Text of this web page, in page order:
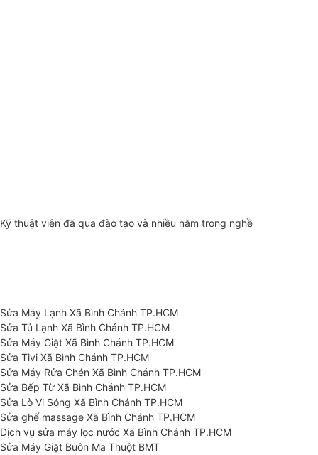
Kỹ thuật viên đã qua đào tạo và nhiều năm trong nghề
Sửa Máy Lạnh Xã Bình Chánh TP.HCM
Sửa Tủ Lạnh Xã Bình Chánh TP.HCM
Sửa Máy Giặt Xã Bình Chánh TP.HCM
Sửa Tivi Xã Bình Chánh TP.HCM
Sửa Máy Rửa Chén Xã Bình Chánh TP.HCM
Sửa Bếp Từ Xã Bình Chánh TP.HCM
Sửa Lò Vi Sóng Xã Bình Chánh TP.HCM
Sửa ghế massage Xã Bình Chánh TP.HCM
Dịch vụ sửa máy lọc nước Xã Bình Chánh TP.HCM
Sửa Máy Giặt Buôn Ma Thuột BMT